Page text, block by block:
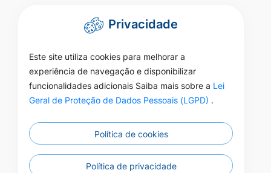
Privacidade
Este site utiliza cookies para melhorar a
experiência de navegação e disponibilizar
funcionalidades adicionais Saiba mais sobre a Lei
Geral de Proteção de Dados Pessoais (LGPD) .
Política de cookies
Política de privacidade